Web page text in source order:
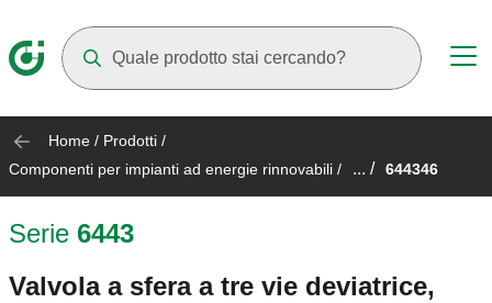
Home / Prodotti /
Componenti per impianti ad energie rinnovabili / ... / 644346
Serie 6443
Valvola a sfera a tre vie deviatrice,